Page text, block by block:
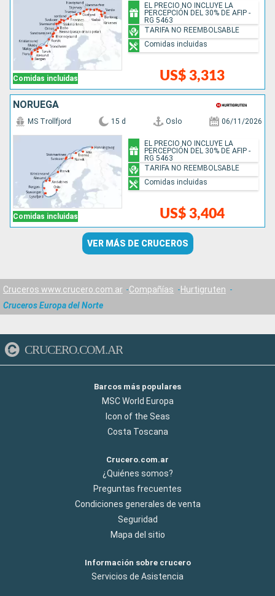
Comidas incluidas US$ 3,313
EL PRECIO NO INCLUYE LA
PERCEPCIÓN DEL 30% DE AFIP -
RG 5463
TARIFA NO REEMBOLSABLE
Comidas incluidas
NORUEGA
Comidas incluidas
MS Trollfjord 15 d Oslo 06/11/2026
US$ 3,404
EL PRECIO NO INCLUYE LA
PERCEPCIÓN DEL 30% DE AFIP -
RG 5463
TARIFA NO REEMBOLSABLE
Comidas incluidas
VER MÁS DE CRUCEROS
Cruceros www.crucero.com.ar Compañías
Hurtigruten
Cruceros Europa del Norte
CRUCERO.COM.AR
Barcos más populares
MSC World Europa
Icon of the Seas
Costa Toscana
Crucero.com.ar
¿Quiénes somos?
Preguntas frecuentes
Condiciones generales de venta
Seguridad
Mapa del sitio
Información sobre crucero
Servicios de Asistencia